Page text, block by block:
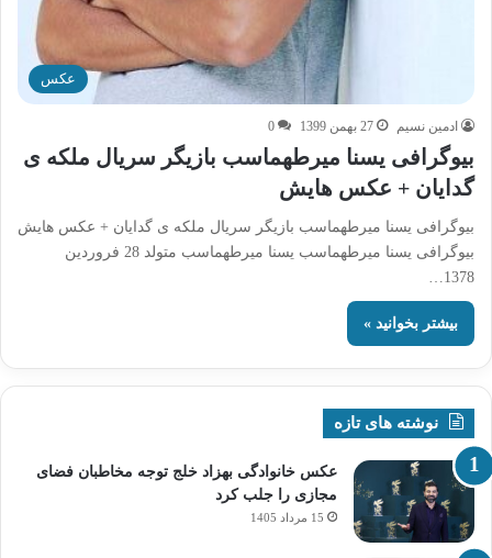
عکس
ادمین نسیم 27 بهمن 1399 0
بیوگرافی یسنا میرطهماسب بازیگر سریال ملکه ی
گدایان + عکس هایش
بیوگرافی یسنا میرطهماسب بازیگر سریال ملکه ی گدایان + عکس هایش
بیوگرافی یسنا میرطهماسب یسنا میرطهماسب متولد 28 فروردین
1378…
بیشتر بخوانید »
نوشته های تازه
عکس خانوادگی بهزاد خلج توجه مخاطبان فضای
مجازی را جلب کرد
15 مرداد 1405